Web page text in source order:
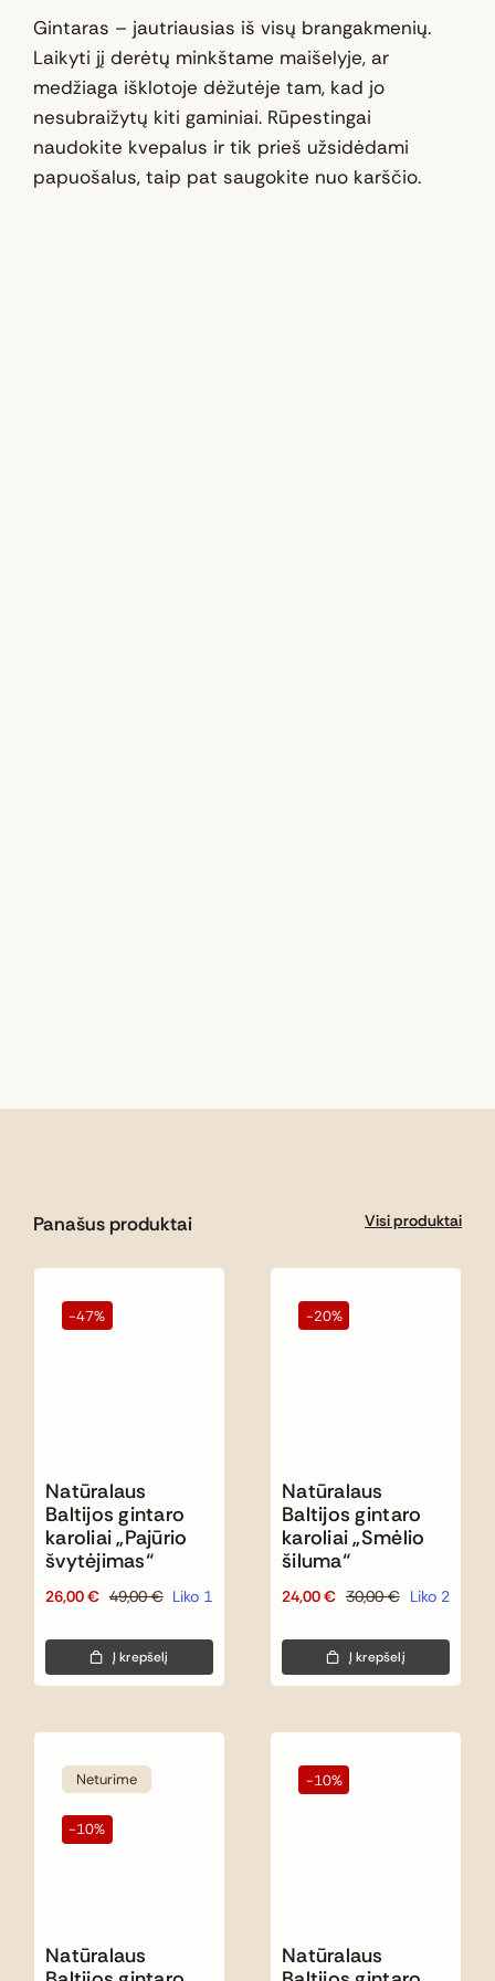
Gintaras – jautriausias iš visų brangakmenių.
Laikyti jį derėtų minkštame maišelyje, ar
medžiaga išklotoje dėžutėje tam, kad jo
nesubraižytų kiti gaminiai. Rūpestingai
naudokite kvepalus ir tik prieš užsidėdami
papuošalus, taip pat saugokite nuo karščio.
Panašus produktai Visi produktai
-47%
Natūralaus
Baltijos gintaro
karoliai „Pajūrio
švytėjimas“
49,00€
Original
was:
49,00 €.
26,00€
Current
is:
26,00 €.
Liko 1
Į krepšelį
-20%
Natūralaus
Baltijos gintaro
karoliai „Smėlio
šiluma“
30,00€
Original
was:
30,00 €.
24,00€
Current
is:
24,00 €.
Liko 2
Į krepšelį
Neturime
-10%
Natūralaus
-10%
Natūralaus